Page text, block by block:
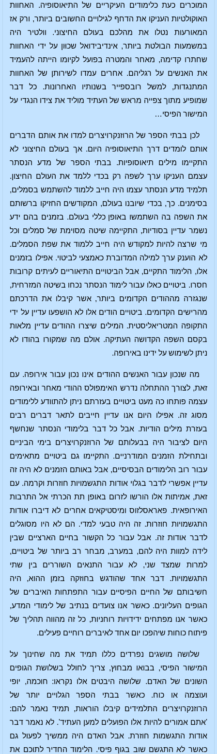
המוכרים כעת כלימודים העיקריים של התיאוסופיה. האחוות
האוקולטיות העניקו את הדחף לגילויים החשובים ביותר, ורק אז
המאורעות נטלו את מהלכם בעולם החיצוני. וולטיר היה
במשמעות הבולטת ביותר, אינדיבידואל שכוּון על ידי האחוות
שחתרו קדימה, מאחר והמטרה בפועל לקיומו הייתה להעמיד
את האנשים על רגליהם. אחרים עמדו לשירותן של האחוות
המתנגדות, למשל רובספייר בשנותיו האחרונות. כל דבר
שמופיע מתוך צפייה מראש של העתיד מוליד את צידו הנגדי על
המישור הפיסי…
לכן בבתי הספר של הרוזנקרויצרים למדו את אותם הדברים
אותם לומדים דרך התיאוסופיה היום. אך בעולם החיצוני לא
התקיימו מילים תיאוסופיות. בבתי הספר של מדע הנסתר
עצמם העניקו ערך לשפה רק בכדי ללמד את העולם החיצון.
תלמיד מדע הנסתר עצמו היה חייב ללמוד להשתמש בסמלים,
בסימנים. כך, בכדי שיובנו בעולם, המקודשים החזיקו ברשותם
את השפה בה השתמשו באופן כללי בעולם. בזמנים בהם ידע
נשמר עדיין בסודיות, התקיימה שיטה מסוימת של סמלים וכל
מי שרצה להיות למקודש היה חייב ללמוד את שפת הסמלים.
לא הוענק ערך למילה המדוברת כאמצעי לביטוי. אפילו בזמנים
אלו, הלימוד התקיים, אבל הביטויים התיאוריים לעיתים קרובות
חסרו. ביטויים כאלו עבור לימוד הנסתר נכחו בשיטה המזרחית,
שנגזרה מההודים הקדומים ביותר, אשר קיבלו את הדרכתם
מהרישים הקדומים. ביטויים הודים אלו לא הושפעו עדיין על ידי
התקופה המטריאליסטית. המילים שיצרו ההודים עדיין מלאות
בקסם השפה הקדושה העתיקה. אולם מה שמקורו בהודו לא
ניתן לשימוש על ידינו באירופה.
מה שנכון עבור האנשים ההודים אינו נכון עבור אירופה. עם
זאת, לצורך ההתחלה נדרש האימפולס ההודי מאחר ובאירופה
עצמה פותחו כה מעט ביטויים בעזרתם ניתן להתוודע ללימודים
מסוג זה. אפילו היום אנו עדיין חייבים לתאר דברים רבים
בעזרת מילים הודיות. אבל כל דבר בלימודי הנסתר שנחשף
היום לציבור היה בבעלותם של הרוזנקרויצרים בימי הביניים
ובתחילת הזמנים המודרניים. התקיימו גם ביטויים מתאימים
עבור רוב הלימודים הבסיסיים, אבל באותם הזמנים לא היה זה
עדיין אפשרי לדבר בגלוי אודות התגשמויות חוזרות וקרמה. עם
זאת, אמיתות אלו הורשו לזרום באופן תת הכרתי אל התרבות
האירופאית. פאראסלזוס ומיסטיקאים אחרים לא דיברו אודות
התגשמויות חוזרות. זה היה טבעי למדי. הם לא היו מסוגלים
לדבר אודות זה. אבל עבור כל הקשור בחיים הארציים שבין
לידה למוות היה להם, במערב, מבחר רב ביותר של ביטויים,
למרות שמצד שני, לא עבור התנאים השוררים בין שתי
התגשמויות. דבר אחד שהודגש בחוזקה בזמן ההוא, היה
חשיבותם של החיים הפיסיים עבור התפתחות האיברים של
הגופים העליונים. כאשר אנו צועדים בנתיב של לימודי המדע,
כאשר אנו מפתחים ידידויות רוחניות, כל זה מהווה תהליך של
פיתוח כוחות שיהפכו יום אחד לאיברים רוחיים פעילים.
שלושה מושגים נפרדים כללו תמיד את מה שחינוך על
המישור הפיסי, בבואו מבחוץ, צריך לחולל בשלושת הגופים
השונים של האדם. שלושה היבטים אלו נקראו: חוכמה, יופי
ועוצמה או כוח. כאשר בבתי הספר הגלויים יותר של
הרוזנקרויצרים התלמידים קיבלו הוראות, תמיד נאמר להם:
'אתם אמורים להיות אלו הפועלים למען העתיד'. לא נאמר דבר
אודות התגשמות חוזרת. אבל האדם היה ממשיך לפעול גם
כאשר לא התגשם שוב בגוף פיסי. הלימוד החדיר לתוכם את